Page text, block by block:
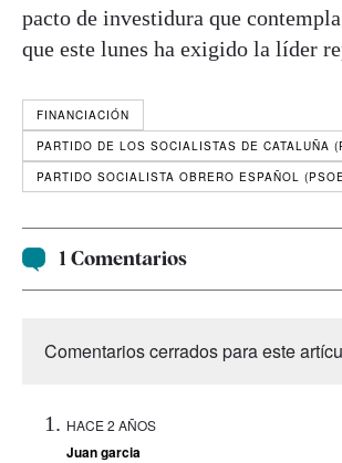
pacto de investidura que
que este lunes ha exigido la líder
FINANCIACIÓN
PARTIDO DE LOS SOCIALISTAS DE CATALUÑA
PARTIDO SOCIALISTA OBRERO ESPAÑOL
1 Comentarios
Comentarios cerrados para este
HACE 2 AÑOS
Juan garcia